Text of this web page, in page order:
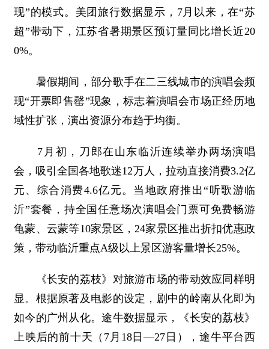
现”的模式。美团旅行数据显示，7月以来，在“苏
超”带动下，江苏省暑期景区预订量同比增长近20
0%。
暑假期间，部分歌手在二三线城市的演唱会频
现“开票即售罄”现象，标志着演唱会市场正经历地
域性扩张，演出资源分布趋于均衡。
7月初，刀郎在山东临沂连续举办两场演唱
会，吸引全国各地歌迷12万人，拉动直接消费3.2亿
元、综合消费4.6亿元。当地政府推出“听歌游临
沂”套餐，持全国任意场次演唱会门票可免费畅游
龟蒙、云蒙等10家景区，24家景区推出折扣优惠政
策，带动临沂重点A级以上景区游客量增长25%。
《长安的荔枝》对旅游市场的带动效应同样明
显。根据原著及电影的设定，剧中的岭南从化即为
如今的广州从化。途牛数据显示，《长安的荔枝》
上映后的前十天（7月18日—27日），途牛平台西